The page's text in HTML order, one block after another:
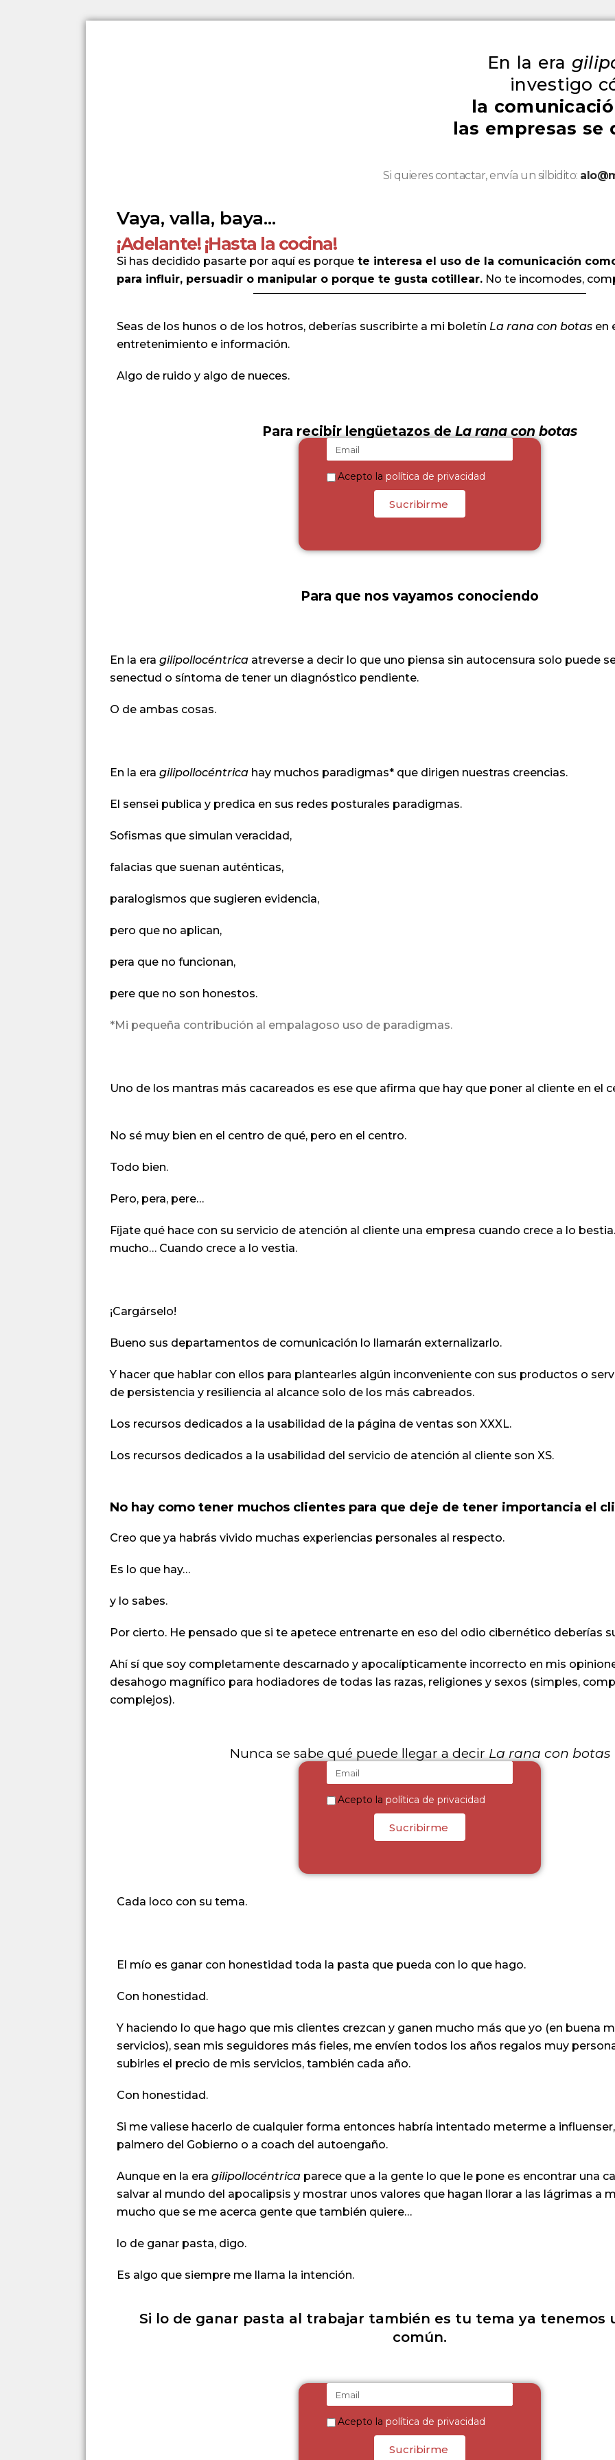
En la era
investigo
la
las empresas se
Si quieres contactar, envía un silbidito:
Vaya, valla, baya...
¡Adelante! ¡Hasta la cocina!
Si has decidido pasarte por aquí es porque te interesa el uso de la comunicación
para influir, persuadir o manipular o porque te gusta cotillear. No te incomodes,
Seas de los hunos o de los hotros, deberías suscribirte a mi boletín La rana con botas en
entretenimiento e información.
Algo de ruido y algo de nueces.
Para recibir lengüetazos deLa rana con botas
Acepto la política de privacidad
Sucribirme
Para que nos vayamos conociendo
En la era gilipollocéntrica atreverse a decir lo que uno piensa sin autocensura solo puede
senectud o síntoma de tener un diagnóstico pendiente.
O de ambas cosas.
En la era gilipollocéntrica hay muchos paradigmas* que dirigen nuestras creencias.
El sensei publica y predica en sus redes posturales paradigmas.
Sofismas que simulan veracidad,
falacias que suenan auténticas,
paralogismos que sugieren evidencia,
pero que no aplican,
pera que no funcionan,
pere que no son honestos.
*Mi pequeña contribución al empalagoso uso de paradigmas.
Uno de los mantras más cacareados es ese que afirma que hay que poner al cliente en el
No sé muy bien en el centro de qué, pero en el centro.
Todo bien.
Pero, pera, pere…
Fíjate qué hace con su servicio de atención al cliente una empresa cuando crece a lo
mucho… Cuando crece a lo vestia.
¡Cargárselo!
Bueno sus departamentos de comunicación lo llamarán externalizarlo.
Y hacer que hablar con ellos para plantearles algún inconveniente con sus productos o
de persistencia y resiliencia al alcance solo de los más cabreados.
Los recursos dedicados a la usabilidad de la página de ventas son XXXL.
Los recursos dedicados a la usabilidad del servicio de atención al cliente son XS.
No hay como tener muchos clientes para que deje de tener importancia el
Creo que ya habrás vivido muchas experiencias personales al respecto.
Es lo que hay…
y lo sabes.
Por cierto. He pensado que si te apetece entrenarte en eso del odio cibernético deberías
Ahí sí que soy completamente descarnado y apocalípticamente incorrecto en mis
desahogo magnífico para hodiadores de todas las razas, religiones y sexos (simples,
complejos).
Nunca se sabe qué puede llegar a decir La rana con botas
Acepto la política de privacidad
Sucribirme
Cada loco con su tema.
El mío es ganar con honestidad toda la pasta que pueda con lo que hago.
Con honestidad.
Y haciendo lo que hago que mis clientes crezcan y ganen mucho más que yo (en buena
servicios), sean mis seguidores más fieles, me envíen todos los años regalos muy
subirles el precio de mis servicios, también cada año.
Con honestidad.
Si me valiese hacerlo de cualquier forma entonces habría intentado meterme a
palmero del Gobierno o a coach del autoengaño.
Aunque en la era gilipollocéntrica parece que a la gente lo que le pone es encontrar una
salvar al mundo del apocalipsis y mostrar unos valores que hagan llorar a las lágrimas a
mucho que se me acerca gente que también quiere…
lo de ganar pasta, digo.
Es algo que siempre me llama la intención.
Si lo de ganar pasta al trabajar también es tu tema ya tenemos
común.
Acepto la política de privacidad
Sucribirme